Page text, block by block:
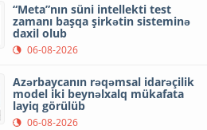
“Meta”nın süni intellekti test
zamanı başqa şirkətin sisteminə
daxil olub
06-08-2026
Azərbaycanın rəqəmsal idarəçilik
model iki beynəlxalq mükafata
layiq görülüb
06-08-2026